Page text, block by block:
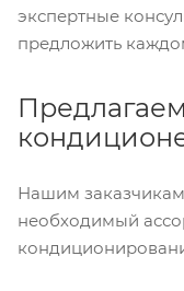
экспертные
предложить
Нашим
необходимый